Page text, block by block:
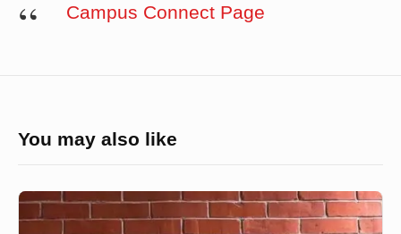
Campus Connect Page
You may also like
Electrical